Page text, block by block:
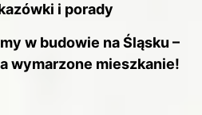
i porady
w budowie na Śląsku –
wymarzone mieszkanie!